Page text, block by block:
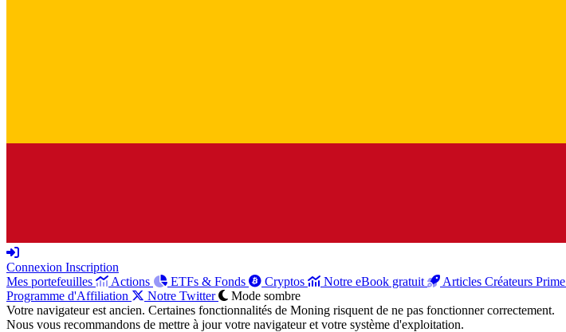
Connexion Inscription
Mes portefeuilles
Actions ETFs & Fonds Cryptos Notre eBook gratuit Articles Créateurs Prime
Programme d'Affiliation
Notre Twitter
Mode sombre
Votre navigateur est ancien. Certaines fonctionnalités de Moning risquent de ne pas fonctionner correctement.
Nous vous recommandons de mettre à jour votre navigateur et votre système d'exploitation.